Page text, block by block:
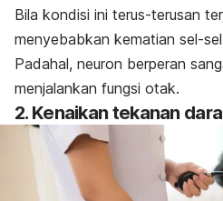
Bila kondisi ini terus-terusan
menyebabkan kematian sel-
Padahal, neuron berperan
menjalankan fungsi otak.
2. Kenaikan tekanan